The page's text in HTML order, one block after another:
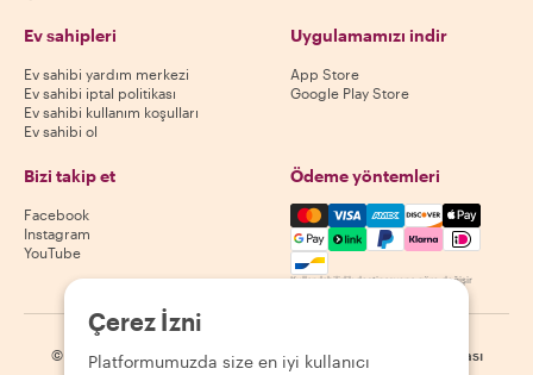
Ev sahipleri
Ev sahibi yardım merkezi
Ev sahibi iptal politikası
Ev sahibi kullanım koşulları
Ev sahibi ol
Uygulamamızı indir
App Store
Google Play Store
Bizi takip et
Facebook
Instagram
YouTube
Ödeme yöntemleri
Mastercard, Visa, Amex,
Kullanılabilirlik destinasyona göre değişir
© 2026 Withlocals.com Gizlilik Politikası | Site haritası
Çerez İzni
Platformumuzda size en iyi kullanıcı